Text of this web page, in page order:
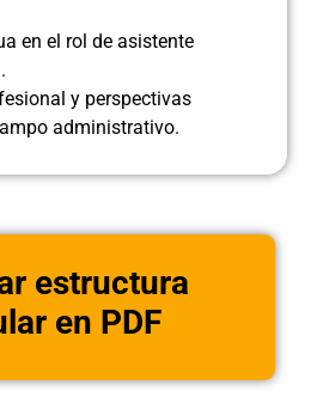
en el rol de asistente
y perspectivas
administrativo.
estructura
en PDF